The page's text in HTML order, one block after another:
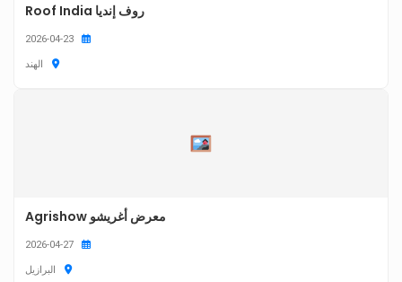
روف إنديا Roof India
الهند
معرض أغريشو Agrishow
البرازيل